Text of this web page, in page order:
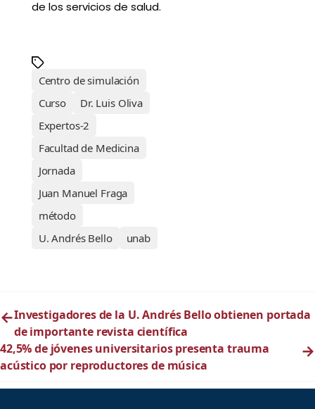
de los servicios de salud.
Centro de simulación
Curso
Dr. Luis Oliva
Expertos-2
Facultad de Medicina
Jornada
Juan Manuel Fraga
método
U. Andrés Bello
unab
←Investigadores de la U. Andrés Bello obtienen portada
de importante revista científica
42,5% de jóvenes universitarios presenta trauma
acústico por reproductores de música
→